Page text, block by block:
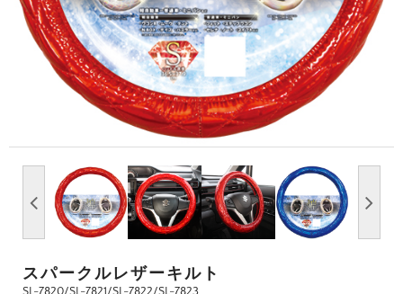
スパークルレザーキルト
SL-7820/SL-7821/SL-7822/SL-7823